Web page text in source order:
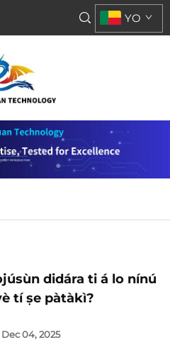
YO
didára ti á lo nínú
tí ṣe pàtàkì?
Dec 04, 2025